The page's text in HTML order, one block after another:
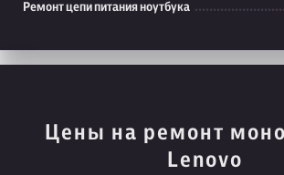
Ремонт цепи питания ноутбука
Цены на ремонт
Lenovo